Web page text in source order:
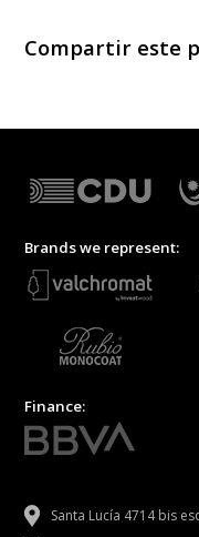
Compartir este
Brands we represent:
Finance:
Santa Lucía 4714 bis